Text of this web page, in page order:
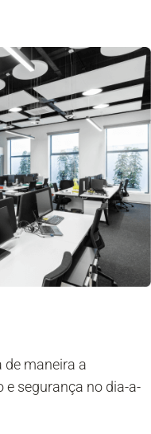
de maneira a
segurança no dia-a-